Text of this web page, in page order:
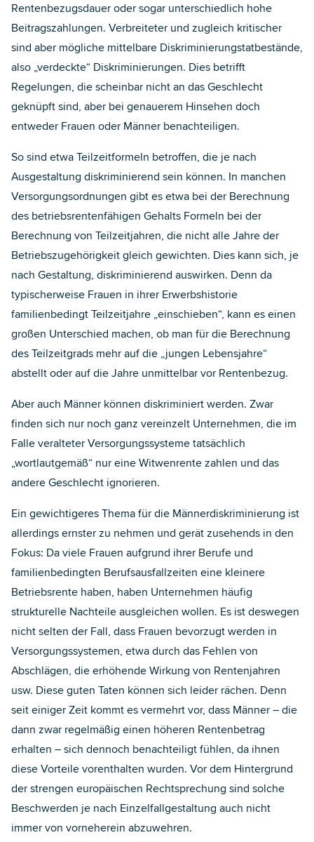
Rentenbezugsdauer oder sogar unterschiedlich hohe
Beitragszahlungen. Verbreiteter und zugleich kritischer
sind aber mögliche mittelbare Diskriminierungstatbestände,
also „verdeckte“ Diskriminierungen. Dies betrifft
Regelungen, die scheinbar nicht an das Geschlecht
geknüpft sind, aber bei genauerem Hinsehen doch
entweder Frauen oder Männer benachteiligen.
So sind etwa Teilzeitformeln betroffen, die je nach
Ausgestaltung diskriminierend sein können. In manchen
Versorgungsordnungen gibt es etwa bei der Berechnung
des betriebsrentenfähigen Gehalts Formeln bei der
Berechnung von Teilzeitjahren, die nicht alle Jahre der
Betriebszugehörigkeit gleich gewichten. Dies kann sich, je
nach Gestaltung, diskriminierend auswirken. Denn da
typischerweise Frauen in ihrer Erwerbshistorie
familienbedingt Teilzeitjahre „einschieben“, kann es einen
großen Unterschied machen, ob man für die Berechnung
des Teilzeitgrads mehr auf die „jungen Lebensjahre“
abstellt oder auf die Jahre unmittelbar vor Rentenbezug.
Aber auch Männer können diskriminiert werden. Zwar
finden sich nur noch ganz vereinzelt Unternehmen, die im
Falle veralteter Versorgungssysteme tatsächlich
„wortlautgemäß“ nur eine Witwenrente zahlen und das
andere Geschlecht ignorieren.
Ein gewichtigeres Thema für die Männerdiskriminierung ist
allerdings ernster zu nehmen und gerät zusehends in den
Fokus: Da viele Frauen aufgrund ihrer Berufe und
familienbedingten Berufsausfallzeiten eine kleinere
Betriebsrente haben, haben Unternehmen häufig
strukturelle Nachteile ausgleichen wollen. Es ist deswegen
nicht selten der Fall, dass Frauen bevorzugt werden in
Versorgungssystemen, etwa durch das Fehlen von
Abschlägen, die erhöhende Wirkung von Rentenjahren
usw. Diese guten Taten können sich leider rächen. Denn
seit einiger Zeit kommt es vermehrt vor, dass Männer – die
dann zwar regelmäßig einen höheren Rentenbetrag
erhalten – sich dennoch benachteiligt fühlen, da ihnen
diese Vorteile vorenthalten wurden. Vor dem Hintergrund
der strengen europäischen Rechtsprechung sind solche
Beschwerden je nach Einzelfallgestaltung auch nicht
immer von vorneherein abzuwehren.